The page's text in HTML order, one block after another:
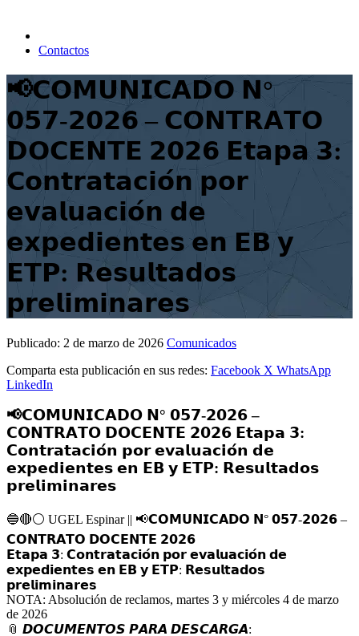
Contactos
📢𝗖𝗢𝗠𝗨𝗡𝗜𝗖𝗔𝗗𝗢 𝗡°
𝟬𝟱𝟳-𝟮𝟬𝟮𝟲 – 𝗖𝗢𝗡𝗧𝗥𝗔𝗧𝗢
𝗗𝗢𝗖𝗘𝗡𝗧𝗘 𝟮𝟬𝟮𝟲 𝗘𝘁𝗮𝗽𝗮 𝟯:
𝗖𝗼𝗻𝘁𝗿𝗮𝘁𝗮𝗰𝗶𝗼́𝗻 𝗽𝗼𝗿
𝗲𝘃𝗮𝗹𝘂𝗮𝗰𝗶𝗼́𝗻 𝗱𝗲
𝗲𝘅𝗽𝗲𝗱𝗶𝗲𝗻𝘁𝗲𝘀 𝗲𝗻 𝗘𝗕 𝘆
𝗘𝗧𝗣: 𝗥𝗲𝘀𝘂𝗹𝘁𝗮𝗱𝗼𝘀
𝗽𝗿𝗲𝗹𝗶𝗺𝗶𝗻𝗮𝗿𝗲𝘀
Publicado: 2 de marzo de 2026 Comunicados
Comparta esta publicación en sus redes: Facebook X WhatsApp
LinkedIn
📢𝗖𝗢𝗠𝗨𝗡𝗜𝗖𝗔𝗗𝗢 𝗡° 𝟬𝟱𝟳-𝟮𝟬𝟮𝟲 –
𝗖𝗢𝗡𝗧𝗥𝗔𝗧𝗢 𝗗𝗢𝗖𝗘𝗡𝗧𝗘 𝟮𝟬𝟮𝟲 𝗘𝘁𝗮𝗽𝗮 𝟯:
𝗖𝗼𝗻𝘁𝗿𝗮𝘁𝗮𝗰𝗶𝗼́𝗻 𝗽𝗼𝗿 𝗲𝘃𝗮𝗹𝘂𝗮𝗰𝗶𝗼́𝗻 𝗱𝗲
𝗲𝘅𝗽𝗲𝗱𝗶𝗲𝗻𝘁𝗲𝘀 𝗲𝗻 𝗘𝗕 𝘆 𝗘𝗧𝗣: 𝗥𝗲𝘀𝘂𝗹𝘁𝗮𝗱𝗼𝘀
𝗽𝗿𝗲𝗹𝗶𝗺𝗶𝗻𝗮𝗿𝗲𝘀
🔵🔴⚪️ UGEL Espinar || 📢𝗖𝗢𝗠𝗨𝗡𝗜𝗖𝗔𝗗𝗢 𝗡° 𝟬𝟱𝟳-𝟮𝟬𝟮𝟲 –
𝗖𝗢𝗡𝗧𝗥𝗔𝗧𝗢 𝗗𝗢𝗖𝗘𝗡𝗧𝗘 𝟮𝟬𝟮𝟲
𝗘𝘁𝗮𝗽𝗮 𝟯: 𝗖𝗼𝗻𝘁𝗿𝗮𝘁𝗮𝗰𝗶𝗼́𝗻 𝗽𝗼𝗿 𝗲𝘃𝗮𝗹𝘂𝗮𝗰𝗶𝗼́𝗻 𝗱𝗲
𝗲𝘅𝗽𝗲𝗱𝗶𝗲𝗻𝘁𝗲𝘀 𝗲𝗻 𝗘𝗕 𝘆 𝗘𝗧𝗣: 𝗥𝗲𝘀𝘂𝗹𝘁𝗮𝗱𝗼𝘀
𝗽𝗿𝗲𝗹𝗶𝗺𝗶𝗻𝗮𝗿𝗲𝘀
NOTA: Absolución de reclamos, martes 3 y miércoles 4 de marzo
de 2026
📎 𝘿𝙊𝘾𝙐𝙈𝙀𝙉𝙏𝙊𝙎 𝙋𝘼𝙍𝘼 𝘿𝙀𝙎𝘾𝘼𝙍𝙂𝘼: